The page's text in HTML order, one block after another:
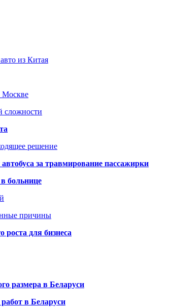
из Китая
Москве
сложности
решение
за травмирование пассажирки
больнице
причины
для бизнеса
размера в Беларуси
в Беларуси